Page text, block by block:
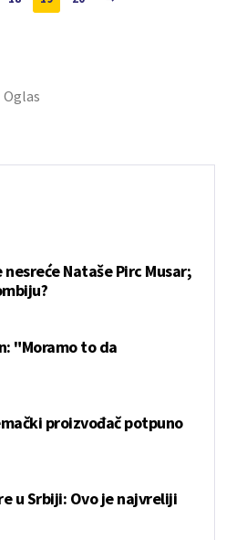
Nataše Pirc Musar;
"Moramo to da
proizvođač potpuno
u Srbiji: Ovo je najvreliji